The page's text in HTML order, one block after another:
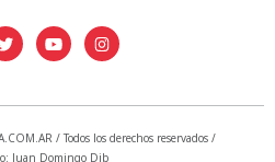
/ Todos los derechos reservados /
Juan Domingo Dib